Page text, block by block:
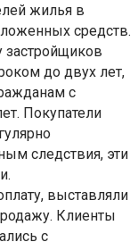
жилья в
средств.
застройщиков
до двух лет,
с
Покупатели
следствия, эти
выставляли
Клиенты
с